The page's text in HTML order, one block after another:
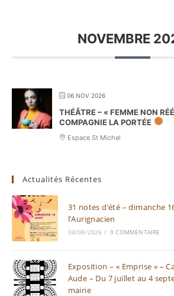
NOVEMBRE
06 NOV 2026
THÉÂTRE – « FEMME NON
COMPAGNIE LA PORTÉE
Espace St Michel
Actualités Récentes
31 notes d’été – dimanche
l’Aurignacien
04/08/2026 / 0 COMMENTAIRE
Exposition – « Emprise » –
Aude – Du 7 juillet au 4
mairie